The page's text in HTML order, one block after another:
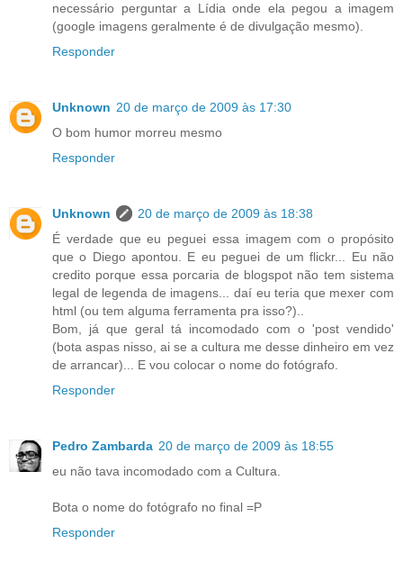
necessário perguntar a Lídia onde ela pegou a imagem
(google imagens geralmente é de divulgação mesmo).
Responder
Unknown 20 de março de 2009 às 17:30
O bom humor morreu mesmo
Responder
Unknown
20 de março de 2009 às 18:38
É verdade que eu peguei essa imagem com o propósito
que o Diego apontou. E eu peguei de um flickr... Eu não
credito porque essa porcaria de blogspot não tem sistema
legal de legenda de imagens... daí eu teria que mexer com
html (ou tem alguma ferramenta pra isso?)..
Bom, já que geral tá incomodado com o 'post vendido'
(bota aspas nisso, ai se a cultura me desse dinheiro em vez
de arrancar)... E vou colocar o nome do fotógrafo.
Responder
Pedro Zambarda 20 de março de 2009 às 18:55
eu não tava incomodado com a Cultura.
Bota o nome do fotógrafo no final =P
Responder